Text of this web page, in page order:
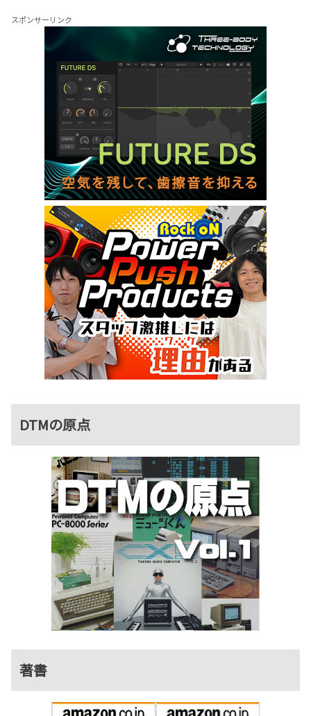
スポンサーリンク
DTMの原点
著書